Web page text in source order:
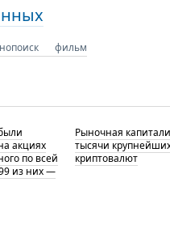
фильм
акциях
по всей
из них —
Рыночная
тысячи
криптовалют